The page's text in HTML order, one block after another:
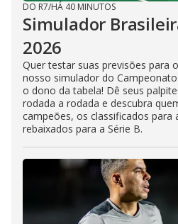
DO R7/HÁ 40 MINUTOS
Simulador
2026
Quer testar suas previsões para
nosso simulador do
o dono da tabela! Dê seus
rodada a rodada e descubra
campeões, os classificados para
rebaixados para a Série B.